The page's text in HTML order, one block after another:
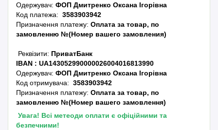
Одержувач:ФОП Дмитренко Оксана Ігорівна
Код платежа:3583903942
Призначення платежу:Оплата за товар, по
замовленню №(Номер вашего замовления)
Реквізити: ПриватБанк
IBAN : UA143052990000026004016813990
Одержувач:ФОП Дмитренко Оксана Ігорівна
Код отримувача:3583903942
Призначення платежу:Оплата за товар, по
замовленню №(Номер вашего замовлення)
Увага! Всі метеоди оплати є офіційними та
безпечними!